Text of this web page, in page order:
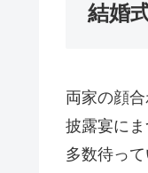
結婚
両家の顔
披露宴に
多数待っ